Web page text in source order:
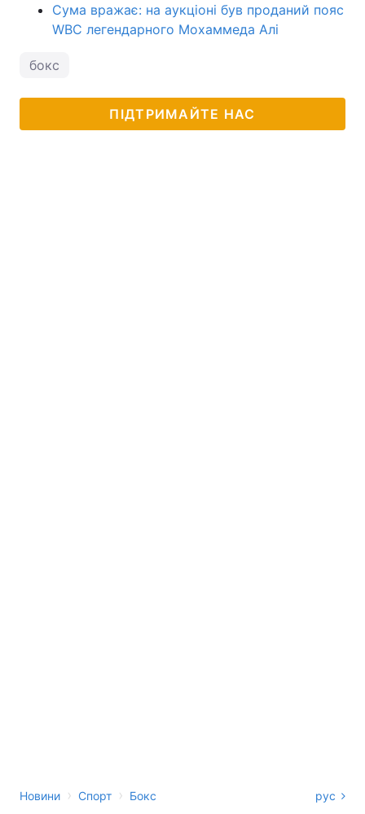
Сума вражає: на аукціоні був проданий пояс
WBC легендарного Мохаммеда Алі
бокс
ПІДТРИМАЙТЕ НАС
Новини › Спорт › Бокс рус